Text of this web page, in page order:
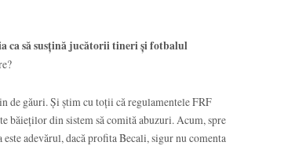
ca să susțină jucătorii tineri și fotbalul
de găuri. Și știm cu toții că regulamentele FRF
băieților din sistem să comită abuzuri. Acum, spre
adevărul, dacă profita Becali, sigur nu comenta